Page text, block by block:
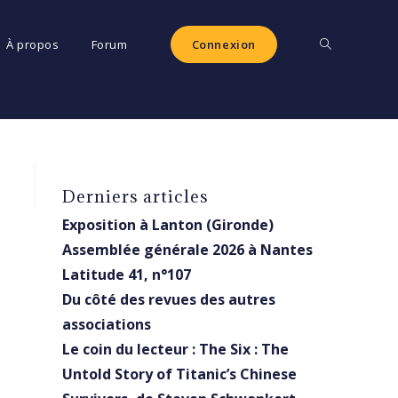
À propos Forum Connexion Toggle
Derniers articles
Exposition à Lanton (Gironde)
Assemblée générale 2026 à Nantes
Latitude 41, n°107
Du côté des revues des autres
associations
Le coin du lecteur : The Six : The
Untold Story of Titanic’s Chinese